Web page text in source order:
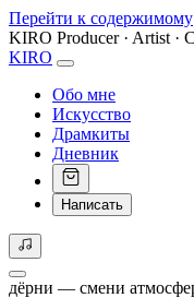
Перейти к содержимому
KIRO Producer · Artist ·
KIRO
Обо мне
Искусство
Драмкиты
Дневник
Написать
дёрни — смени